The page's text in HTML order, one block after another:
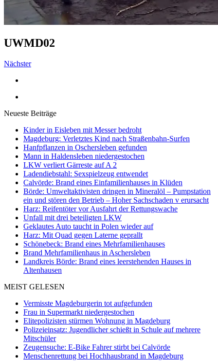
UWMD02
Nächster
Neueste Beiträge
Kinder in Eisleben mit Messer bedroht
Magdeburg: Verletztes Kind nach Straßenbahn-Surfen
Hanfpflanzen in Oschersleben gefunden
Mann in Haldensleben niedergestochen
LKW verliert Gärreste auf A 2
Ladendiebstahl: Sexspielzeug entwendet
Calvörde: Brand eines Einfamilienhauses in Klüden
Börde: Umweltaktivisten dringen in Mineralöl – Pumpstation
ein und stören den Betrieb – Hoher Sachschaden v erursacht
Harz: Reifentöter vor Ausfahrt der Rettungswache
Unfall mit drei beteiligten LKW
Geklautes Auto taucht in Polen wieder auf
Harz: Mit Quad gegen Laterne geprallt
Schönebeck: Brand eines Mehrfamilienhauses
Brand Mehrfamilienhaus in Aschersleben
Landkreis Börde: Brand eines leerstehenden Hauses in
Altenhausen
MEIST GELESEN
Vermisste Magdeburgerin tot aufgefunden
Frau in Supermarkt niedergestochen
Elitepolizisten stürmen Wohnung in Magdeburg
Polizeieinsatz: Jugendlicher schießt in Schule auf mehrere
Mitschüler
Zeugensuche: E-Bike Fahrer stirbt bei Calvörde
Menschenrettung bei Hochhausbrand in Magdeburg